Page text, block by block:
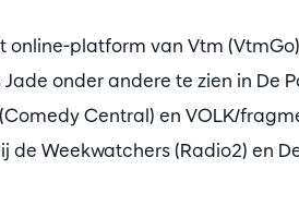
online-platform van Vtm
onder andere te zien in De
Central) en VOLK/
de Weekwatchers (Radio2) en